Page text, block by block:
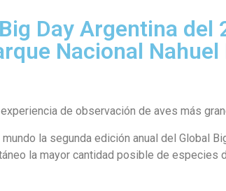
Day Argentina del
Nacional Nahuel
de observación de aves más
la segunda edición anual del Global
la mayor cantidad posible de especies